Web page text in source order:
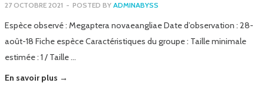
27 OCTOBRE 2021 - POSTED BY ADMINABYSS
Espèce observé : Megaptera novaeangliae Date d’observation : 28-
août-18 Fiche espèce Caractéristiques du groupe : Taille minimale
estimée : 1 / Taille …
En savoir plus →